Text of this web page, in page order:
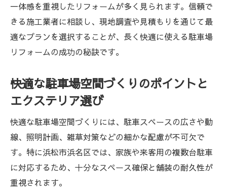
エクステリアリフォームで実現する外構の
魅力
外構リフォームで暮らしを快適にするエク
ステリア活用
エクステリアリフォーム事例に学ぶ理想の
外構空間
外構リフォームと駐車場リフォームの組み
合わせ術
エクステリアリフォームで防犯性も高める
外構づくり
高低差がある庭の駐車場化に役立つポイント
エクステリアリフォームで高低差対応の駐
一体感を重視したリフォームが多く見られます。信頼で
きる施工業者に相談し、現地調査や見積もりを通じて最
適なプランを選択することが、長く快適に使える駐車場
リフォームの成功の秘訣です。
快適な駐車場空間づくりのポイントと
エクステリア選び
快適な駐車場空間づくりには、駐車スペースの広さや動
線、照明計画、雑草対策などの細かな配慮が不可欠で
す。特に浜松市浜名区では、家族や来客用の複数台駐車
に対応するため、十分なスペース確保と舗装の耐久性が
重視されます。